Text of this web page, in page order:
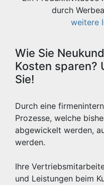
durch
weitere
Wie Sie
Kosten sparen?
Sie!
Durch eine
Prozesse, welche
abgewickelt werden,
werden.
Ihre
und Leistungen beim